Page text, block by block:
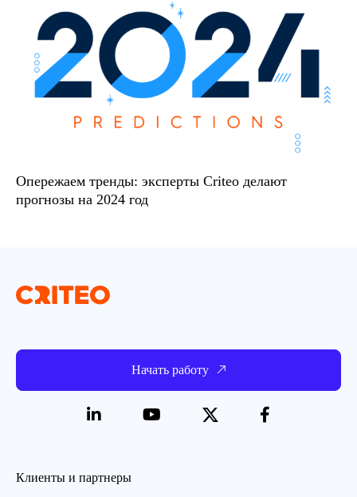
Опережаем тренды: эксперты Criteo делают
прогнозы на 2024 год
Начать работу
Клиенты и партнеры